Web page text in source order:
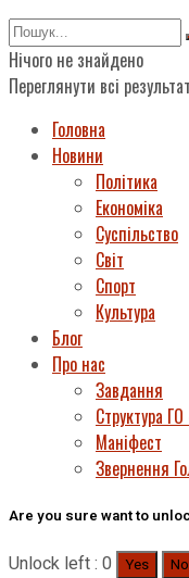
Нічого не знайдено
Переглянути всі
Головна
Новини
Політика
Економіка
Суспільство
Світ
Спорт
Культура
Блог
Про нас
Завдання
Структура
Маніфест
Звернення
Are you sure want to
Unlock left : 0 Yes No